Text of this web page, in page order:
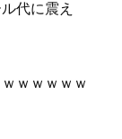
代に震え
ｗｗｗｗｗ